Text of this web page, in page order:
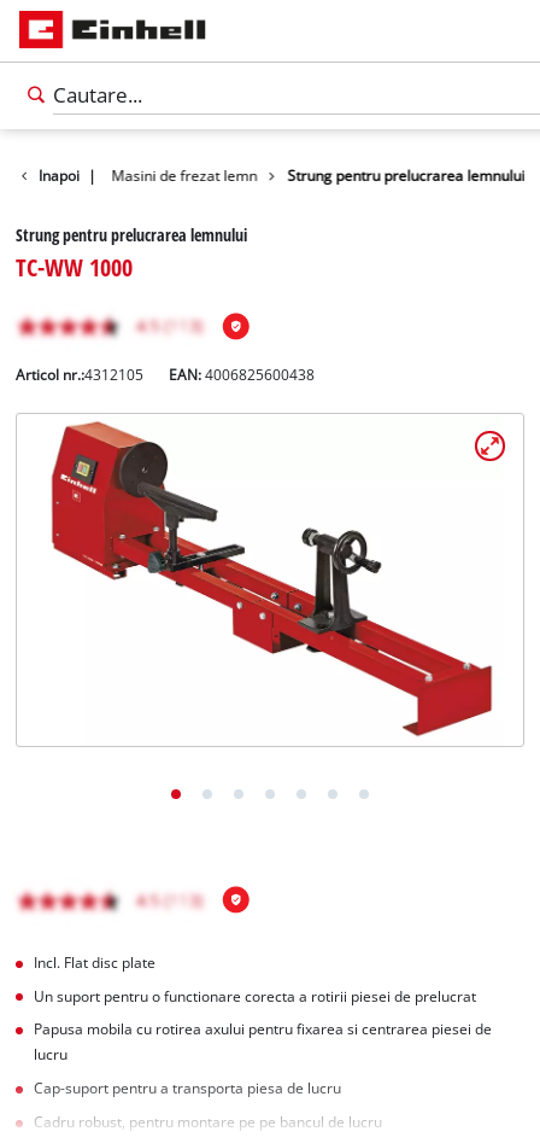
Inapoi |
Unelte Masini de frezat lemn Strung pentru prelucrarea lemnului
Strung pentru prelucrarea lemnului
TC-WW 1000
Articol nr.:4312105 EAN:4006825600438
Incl. Flat disc plate
Un suport pentru o functionare corecta a rotirii piesei de prelucrat
Papusa mobila cu rotirea axului pentru fixarea si centrarea piesei de
lucru
Cap-suport pentru a transporta piesa de lucru
Cadru robust, pentru montare pe pe bancul de lucru